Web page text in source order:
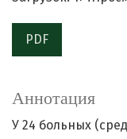
PDF
Аннотация
У 24 больных